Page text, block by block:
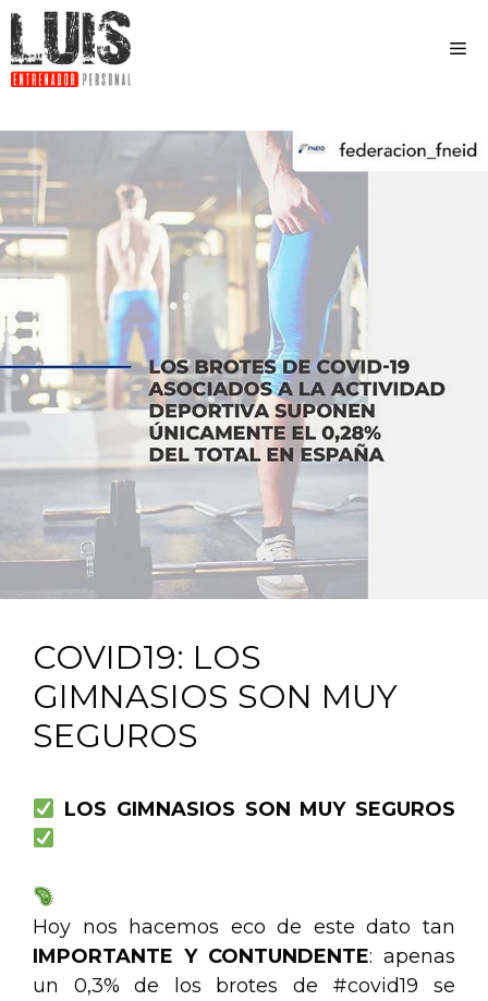
COVID19: LOS
GIMNASIOS SON MUY
SEGUROS
LOS GIMNASIOS SON MUY SEGUROS
Hoy nos hacemos eco de este dato tan
IMPORTANTE Y CONTUNDENTE: apenas
un 0,3% de los brotes de #covid19 se